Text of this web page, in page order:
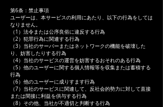
第6条：禁止事項
ユーザーは、本サービスの利用にあたり、以下の行為をしては
なりません。
（1）法令または公序良俗に違反する行為
（2）犯罪行為に関連する行為
（3）当社のサーバーまたはネットワークの機能を破壊した
り、妨害したりする行為
（4）当社のサービスの運営を妨害するおそれのある行為
（5）他のユーザーに関する個人情報等を収集または蓄積する
行為
（6）他のユーザーに成りすます行為
（7）当社のサービスに関連して、反社会的勢力に対して直接
または間接に利益を供与する行為
（8）その他、当社が不適切と判断する行為